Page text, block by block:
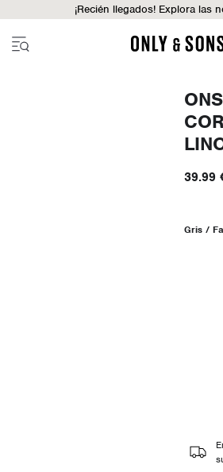
¡Recién llegados! Explora las
39.99
Gris /